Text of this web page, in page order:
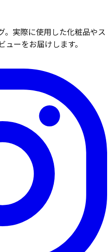
。実際に使用した化粧品やス
ーをお届けします。